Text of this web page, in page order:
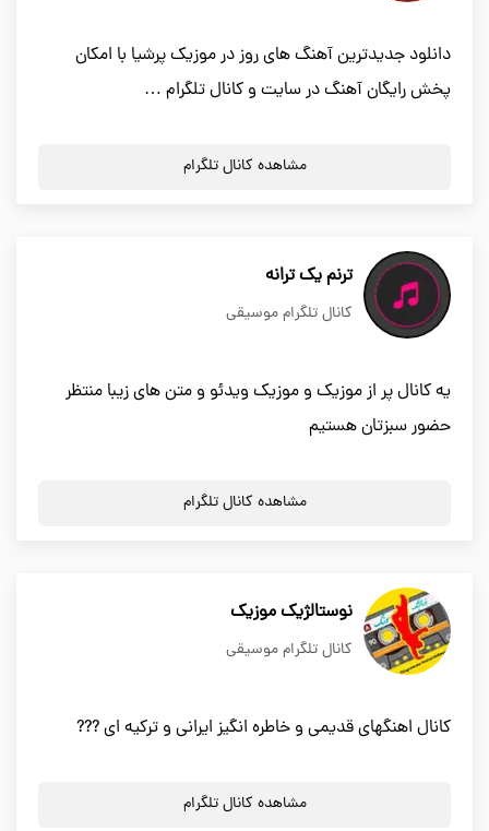
دانلود جدیدترین آهنگ های روز در موزیک پرشیا با امکان
پخش رایگان آهنگ در سایت و کانال تلگرام …
مشاهده کانال تلگرام
ترنم یک ترانه
کانال تلگرام موسیقی
یه کانال پر از موزیک و موزیک ویدئو و متن های زیبا منتظر
حضور سبزتان هستیم
مشاهده کانال تلگرام
نوستالژيك موزيك
کانال تلگرام موسیقی
كانال اهنگهاي قديمي و خاطره انگيز ايراني و تركيه اي ???
مشاهده کانال تلگرام